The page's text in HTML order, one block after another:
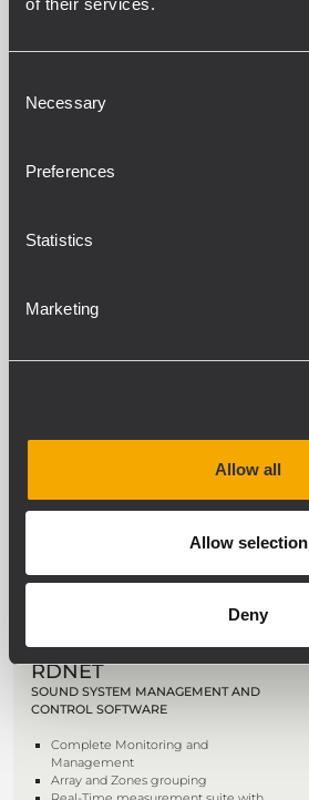
of their services.
Selection
Necessary
Preferences
Statistics
Marketing
Allow all
Allow selection
Deny
périphériques esclaves
ATTENTE ACTIVE ») l’un après l’autre 10
positionnement de périphérique
Unité maître CONTROL 8
câble de 5 m
Powercon
RDNET
SOUND SYSTEM MANAGEMENT AND
CONTROL SOFTWARE
Complete Monitoring and
Management
Array and Zones grouping